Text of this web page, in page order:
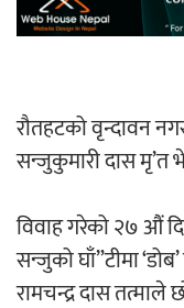
रौतहटको वृन्दावन
सन्जुकुमारी दास मृ’त
विवाह गरेको २७ औं
सन्जुको घाँ”टीमा
रामचन्द्र दास तत्माले